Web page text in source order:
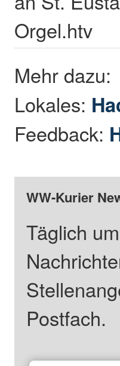
Orgel.htv
Mehr dazu:
Lokales:
Feedback:
WW-Kurier
Täglich
Postfach.